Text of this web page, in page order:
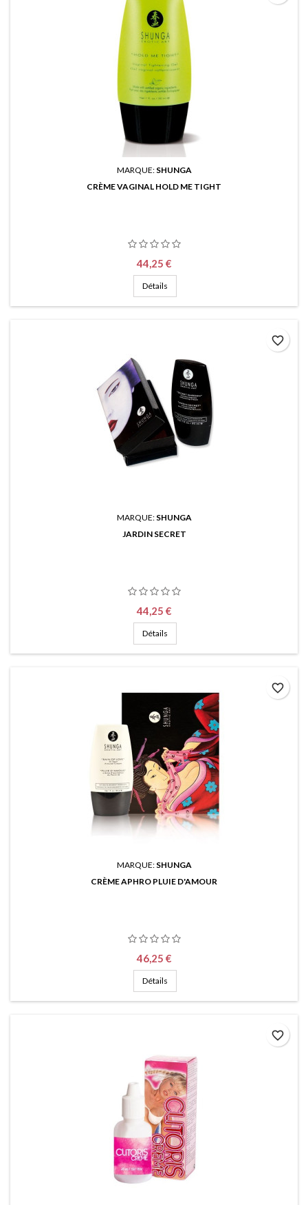
MARQUE: SHUNGA
CRÈME VAGINAL HOLD ME TIGHT
Prix
44,25 €
Détails
MARQUE: SHUNGA
JARDIN SECRET
Prix
44,25 €
Détails
favorite_border
MARQUE: SHUNGA
CRÈME APHRO PLUIE D'AMOUR
Prix
46,25 €
Détails
favorite_border
favorite_border